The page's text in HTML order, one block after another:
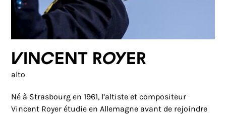
Vincent Royer
alto
Né à Strasbourg en 1961, l’altiste et compositeur
Vincent Royer étudie en Allemagne avant de rejoindre